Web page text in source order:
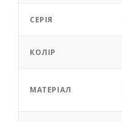
СЕРІЯ
КОЛІР
МАТЕРІАЛ